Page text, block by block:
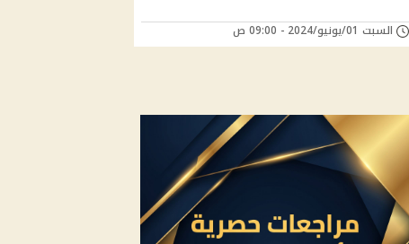
السبت 01/يونيو/2024 - 09:00 ص